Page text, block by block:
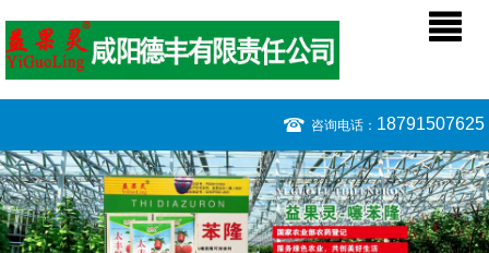
咨询电话： 18791507625